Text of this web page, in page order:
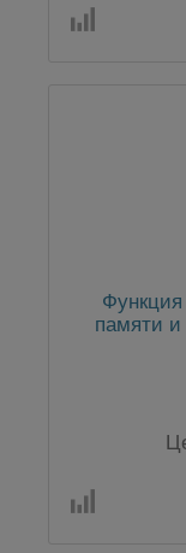
Функция
памяти и